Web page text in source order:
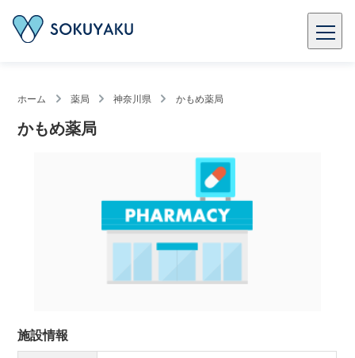
ホーム 薬局 神奈川県 かもめ薬局
かもめ薬局
施設情報